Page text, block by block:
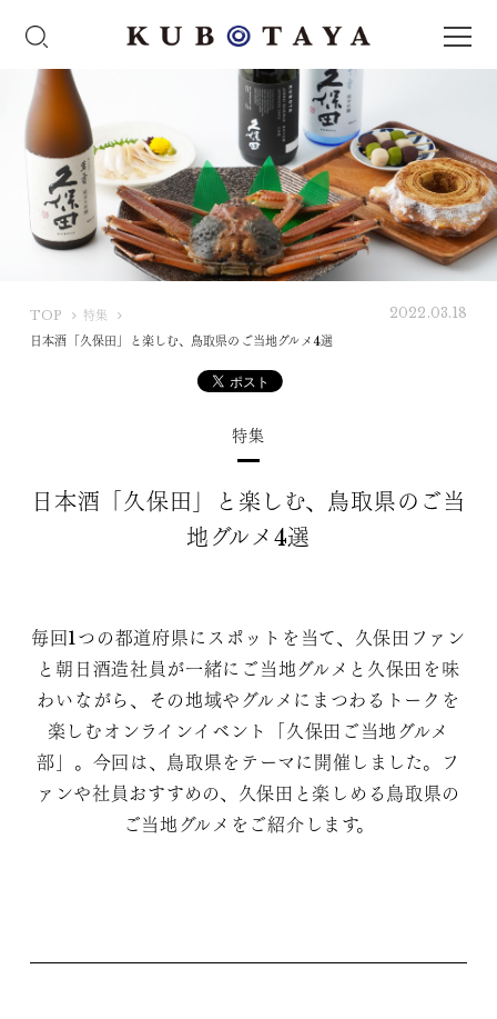
TOP
U
特集
日本酒「久保田」と楽しむ、鳥取県のご当地グルメ4選
2022.03.18
特集
日本酒「久保田」と楽しむ、鳥取県のご当
地グルメ4選
毎回1つの都道府県にスポットを当て、久保田ファン
と朝日酒造社員が一緒にご当地グルメと久保田を味
わいながら、その地域やグルメにまつわるトークを
楽しむオンラインイベント「久保田ご当地グルメ
部」。今回は、鳥取県をテーマに開催しました。フ
ァンや社員おすすめの、久保田と楽しめる鳥取県の
ご当地グルメをご紹介します。